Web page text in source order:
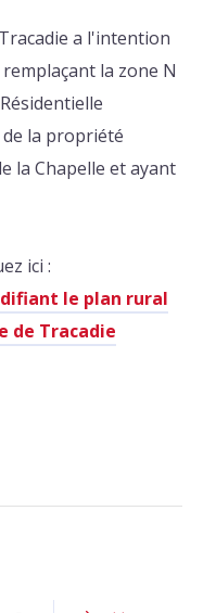
a l'intention
la zone N
la propriété
la Chapelle et ayant
ici :
le plan rural
de Tracadie